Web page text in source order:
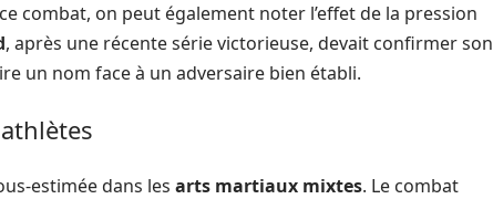
combat, on peut également noter l’effet de la pression
, après une récente série victorieuse, devait confirmer son
un nom face à un adversaire bien établi.
estimée dans les arts martiaux mixtes. Le combat